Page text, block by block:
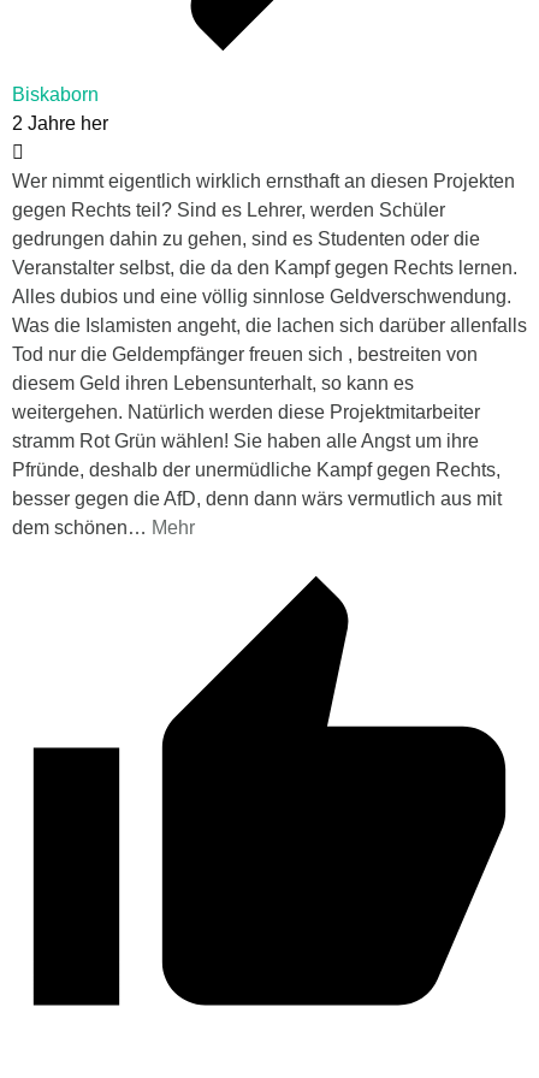
Biskaborn
2 Jahre her
Wer nimmt eigentlich wirklich ernsthaft an diesen Projekten
gegen Rechts teil? Sind es Lehrer, werden Schüler
gedrungen dahin zu gehen, sind es Studenten oder die
Veranstalter selbst, die da den Kampf gegen Rechts lernen.
Alles dubios und eine völlig sinnlose Geldverschwendung.
Was die Islamisten angeht, die lachen sich darüber allenfalls
Tod nur die Geldempfänger freuen sich , bestreiten von
diesem Geld ihren Lebensunterhalt, so kann es
weitergehen. Natürlich werden diese Projektmitarbeiter
stramm Rot Grün wählen! Sie haben alle Angst um ihre
Pfründe, deshalb der unermüdliche Kampf gegen Rechts,
besser gegen die AfD, denn dann wärs vermutlich aus mit
dem schönen… Mehr